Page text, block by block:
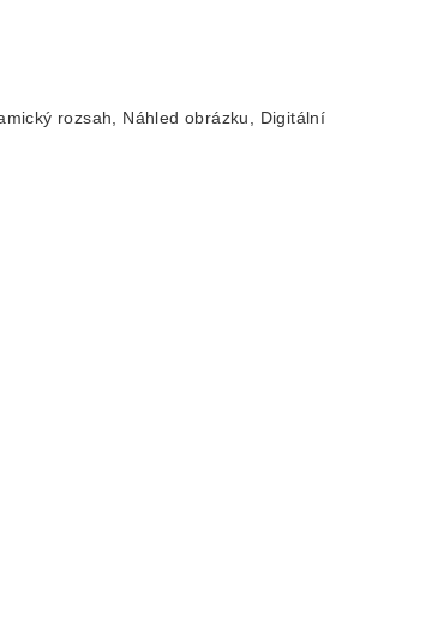
rozsah, Náhled obrázku, Digitální